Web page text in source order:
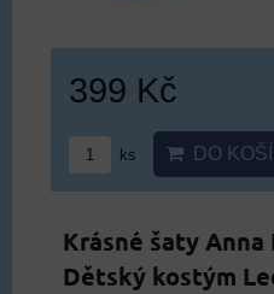
399 Kč
ks DO
Krásné šaty Anna
Dětský kostým